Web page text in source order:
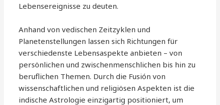
Lebensereignisse zu deuten.
Anhand von vedischen Zeitzyklen und
Planetenstellungen lassen sich Richtungen für
verschiedenste Lebensaspekte anbieten – von
persönlichen und zwischenmenschlichen bis hin zu
beruflichen Themen. Durch die Fusión von
wissenschaftlichen und religiösen Aspekten ist die
indische Astrologie einzigartig positioniert, um